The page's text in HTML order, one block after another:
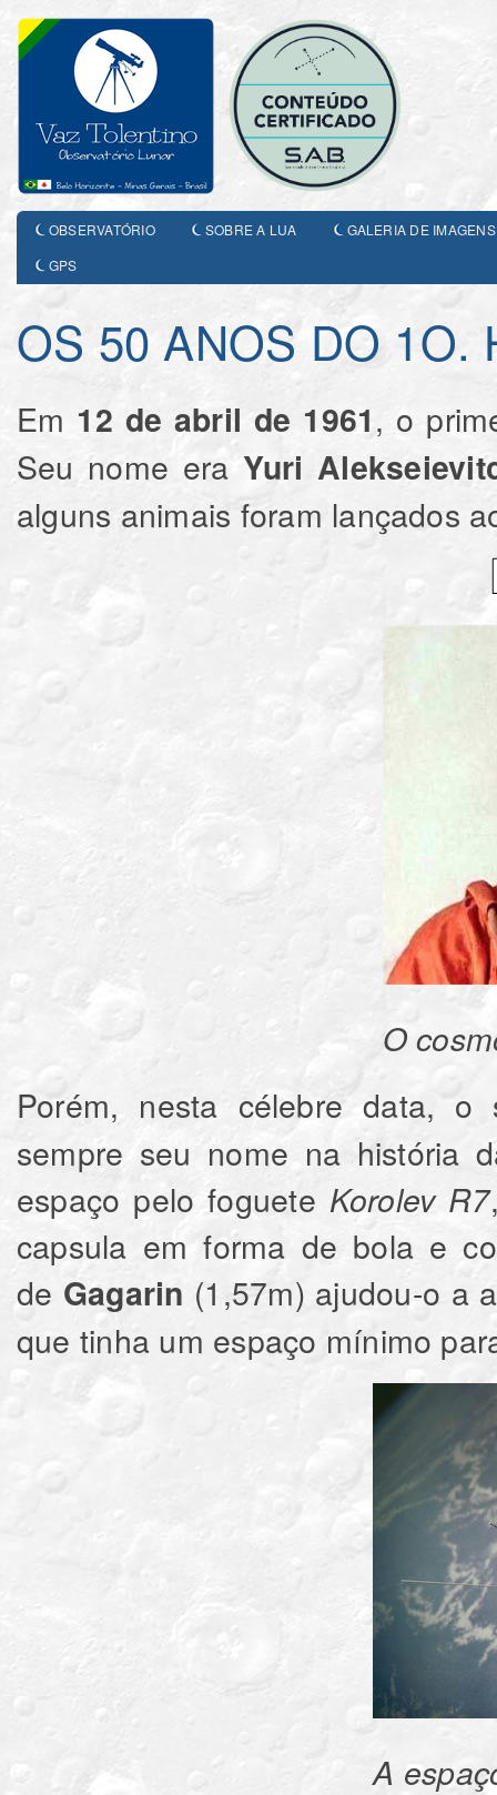
OBSERVATÓRIO SOBRE A LUA
GALERIA DE IMAGENS
GPS
OS 50 ANOS DO 1O.
Em 12 de abril de 1961, o
Seu nome era Yuri
alguns animais foram lançados
O cosmonauta
Porém, nesta célebre data, o
sempre seu nome na história
espaço pelo foguete Korolev R7
capsula em forma de bola e
de Gagarin (1,57m) ajudou-o a
que tinha um espaço mínimo
A espaçonave